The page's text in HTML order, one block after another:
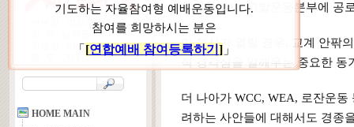
본부장 : 박동호 목사
고 문 : 남성운 목사
위원장 : 이상원 목사
총 무 : 권태섭 목사
HOME MAIN
기여한 WCC고발운동본부에 공
이 행사가 열릴 경우, 교계 안팎
적 경각심을 일깨우는 중요한
더 나아가 WCC, WEA, 로잔운
려하는 사안들에 대해서도 경종